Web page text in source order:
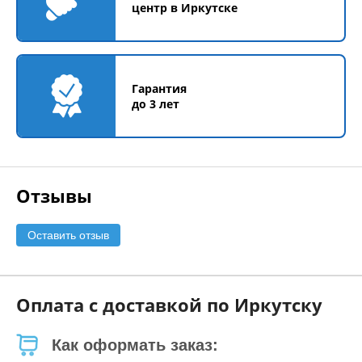
центр в Иркутске
Гарантия
до 3 лет
Отзывы
Оставить отзыв
Оплата с доставкой по Иркутску
Как оформать заказ: